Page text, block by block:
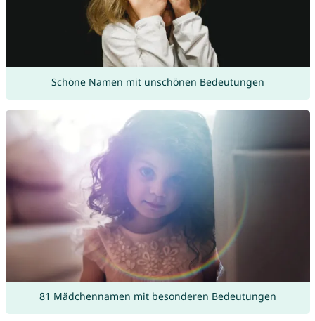
Schöne Namen mit unschönen Bedeutungen
81 Mädchennamen mit besonderen Bedeutungen